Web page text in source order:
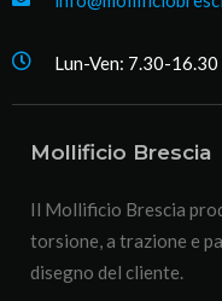
Lun-Ven: 7.30-16.30
Mollificio Brescia
Il Mollificio Brescia
torsione, a trazione e
disegno del cliente.